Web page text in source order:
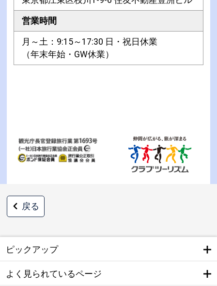
営業時間
月～土：9:15～17:30 日・祝日休業
（年末年始・GW休業）
戻る
ピックアップ
よく見られているページ